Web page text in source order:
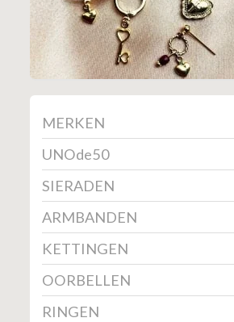
MERKEN
UNOde50
SIERADEN
ARMBANDEN
KETTINGEN
OORBELLEN
RINGEN